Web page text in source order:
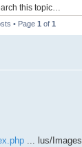
• Page 1 of 1
... lus/Images